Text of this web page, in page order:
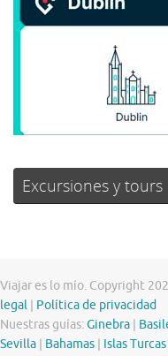
Excursiones y tours
Viajar es lo mío. Copyright
legal
Política de privacidad
Nuestras guías:Ginebra
Sevilla
Bahamas Islas